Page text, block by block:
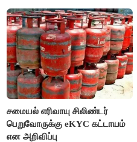
சமையல் எரிவாயு சிலிண்டர்
பெறுவோருக்கு eKYC கட்டாயம்
என அறிவிப்பு